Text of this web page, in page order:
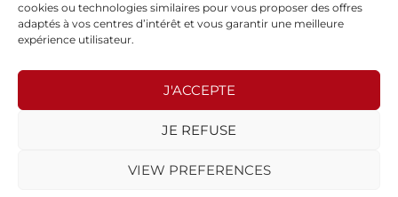
cookies ou technologies similaires pour vous proposer des offres
adaptés à vos centres d’intérêt et vous garantir une meilleure
expérience utilisateur.
J'ACCEPTE
JE REFUSE
VIEW PREFERENCES
Espace presse
Politique de confidentialité
SPORSORA
75015 PARIS